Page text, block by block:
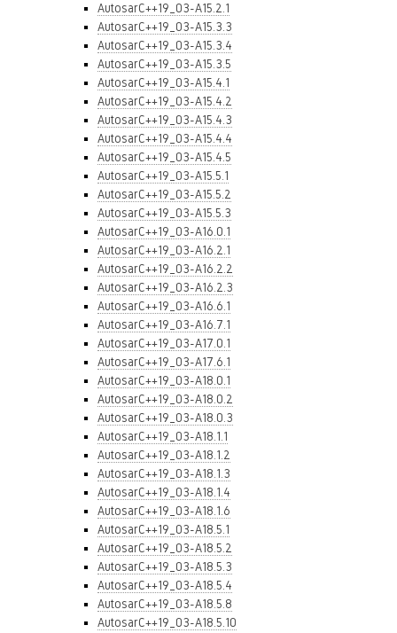
AutosarC++19_03-A15.2.1
AutosarC++19_03-A15.3.3
AutosarC++19_03-A15.3.4
AutosarC++19_03-A15.3.5
AutosarC++19_03-A15.4.1
AutosarC++19_03-A15.4.2
AutosarC++19_03-A15.4.3
AutosarC++19_03-A15.4.4
AutosarC++19_03-A15.4.5
AutosarC++19_03-A15.5.1
AutosarC++19_03-A15.5.2
AutosarC++19_03-A15.5.3
AutosarC++19_03-A16.0.1
AutosarC++19_03-A16.2.1
AutosarC++19_03-A16.2.2
AutosarC++19_03-A16.2.3
AutosarC++19_03-A16.6.1
AutosarC++19_03-A16.7.1
AutosarC++19_03-A17.0.1
AutosarC++19_03-A17.6.1
AutosarC++19_03-A18.0.1
AutosarC++19_03-A18.0.2
AutosarC++19_03-A18.0.3
AutosarC++19_03-A18.1.1
AutosarC++19_03-A18.1.2
AutosarC++19_03-A18.1.3
AutosarC++19_03-A18.1.4
AutosarC++19_03-A18.1.6
AutosarC++19_03-A18.5.1
AutosarC++19_03-A18.5.2
AutosarC++19_03-A18.5.3
AutosarC++19_03-A18.5.4
AutosarC++19_03-A18.5.8
AutosarC++19_03-A18.5.10